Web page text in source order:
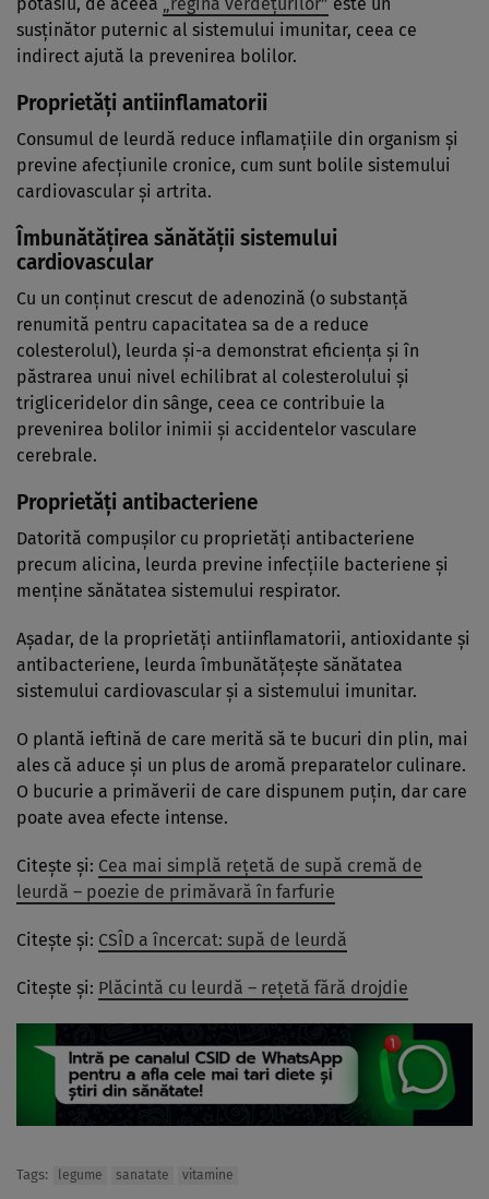
susținător puternic al sistemului imunitar, ceea ce
indirect ajută la prevenirea bolilor.
Proprietăți antiinflamatorii
Consumul de leurdă reduce inflamațiile din organism și
previne afecțiunile cronice, cum sunt bolile sistemului
cardiovascular și artrita.
Îmbunătățirea sănătății sistemului
cardiovascular
Cu un conținut crescut de adenozină (o substanță
renumită pentru capacitatea sa de a reduce
colesterolul), leurda și-a demonstrat eficiența și în
păstrarea unui nivel echilibrat al colesterolului și
trigliceridelor din sânge, ceea ce contribuie la
prevenirea bolilor inimii și accidentelor vasculare
cerebrale.
Proprietăți antibacteriene
Datorită compușilor cu proprietăți antibacteriene
precum alicina, leurda previne infecțiile bacteriene și
menține sănătatea sistemului respirator.
Așadar, de la proprietăți antiinflamatorii, antioxidante și
antibacteriene, leurda îmbunătățește sănătatea
sistemului cardiovascular și a sistemului imunitar.
O plantă ieftină de care merită să te bucuri din plin, mai
ales că aduce și un plus de aromă preparatelor culinare.
O bucurie a primăverii de care dispunem puțin, dar care
poate avea efecte intense.
Citește și: Cea mai simplă rețetă de supă cremă de
leurdă – poezie de primăvară în farfurie
Citește și: CSÎD a încercat: supă de leurdă
Citește și: Plăcintă cu leurdă – rețetă fără drojdie
Tags: legume sanatate vitamine